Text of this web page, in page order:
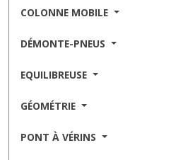
COLONNE MOBILE
DÉMONTE-PNEUS
EQUILIBREUSE
GÉOMÉTRIE
PONT À VÉRINS